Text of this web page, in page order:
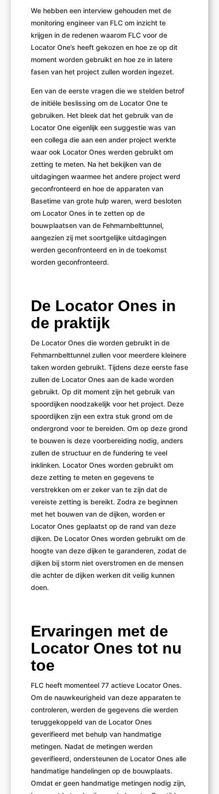
We hebben een interview gehouden met de
monitoring engineer van FLC om inzicht te
krijgen in de redenen waarom FLC voor de
Locator One’s heeft gekozen en hoe ze op dit
moment worden gebruikt en hoe ze in latere
fasen van het project zullen worden ingezet.
Een van de eerste vragen die we stelden betrof
de initiële beslissing om de Locator One te
gebruiken. Het bleek dat het gebruik van de
Locator One eigenlijk een suggestie was van
een collega die aan een ander project werkte
waar ook Locator Ones werden gebruikt om
zetting te meten. Na het bekijken van de
uitdagingen waarmee het andere project werd
geconfronteerd en hoe de apparaten van
Basetime van grote hulp waren, werd besloten
om Locator Ones in te zetten op de
bouwplaatsen van de Fehmarnbelttunnel,
aangezien zij met soortgelijke uitdagingen
werden geconfronteerd en in de toekomst
worden geconfronteerd.
De Locator Ones in
de praktijk
De Locator Ones die worden gebruikt in de
Fehmarnbelttunnel zullen voor meerdere kleinere
taken worden gebruikt. Tijdens deze eerste fase
zullen de Locator Ones aan de kade worden
gebruikt. Op dit moment zijn het gebruik van
spoordijken noodzakelijk voor het project. Deze
spoordijken zijn een extra stuk grond om de
ondergrond voor te bereiden. Om op deze grond
te bouwen is deze voorbereiding nodig, anders
zullen de structuur en de fundering te veel
inklinken. Locator Ones worden gebruikt om
deze zetting te meten en gegevens te
verstrekken om er zeker van te zijn dat de
vereiste zetting is bereikt. Zodra ze beginnen
met het bouwen van de dijken, worden er
Locator Ones geplaatst op de rand van deze
dijken. De Locator Ones worden gebruikt om de
hoogte van deze dijken te garanderen, zodat de
dijken bij storm niet overstromen en de mensen
die achter de dijken werken dit veilig kunnen
doen.
Ervaringen met de
Locator Ones tot nu
toe
FLC heeft momenteel 77 actieve Locator Ones.
Om de nauwkeurigheid van deze apparaten te
controleren, werden de gegevens die werden
teruggekoppeld van de Locator Ones
geverifieerd met behulp van handmatige
metingen. Nadat de metingen werden
geverifieerd, ondersteunen de Locator Ones alle
handmatige handelingen op de bouwplaats.
Omdat er geen handmatige metingen nodig zijn,